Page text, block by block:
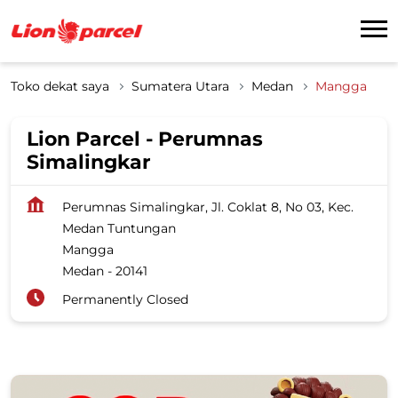
Toko dekat saya Sumatera Utara Medan Mangga
Lion Parcel - Perumnas
Simalingkar
Perumnas Simalingkar, Jl. Coklat 8, No 03, Kec.
Medan Tuntungan
Mangga
Medan - 20141
Permanently Closed